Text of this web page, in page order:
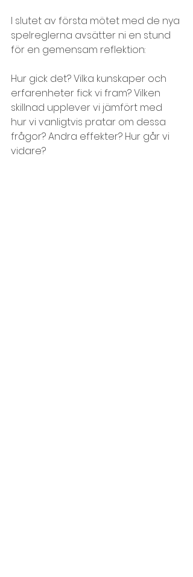
I slutet av första mötet med de nya
spelreglerna avsätter ni en stund
för en gemensam reflektion:
Hur gick det? Vilka kunskaper och
erfarenheter fick vi fram? Vilken
skillnad upplever vi jämfört med
hur vi vanligtvis pratar om dessa
frågor? Andra effekter? Hur går vi
vidare?